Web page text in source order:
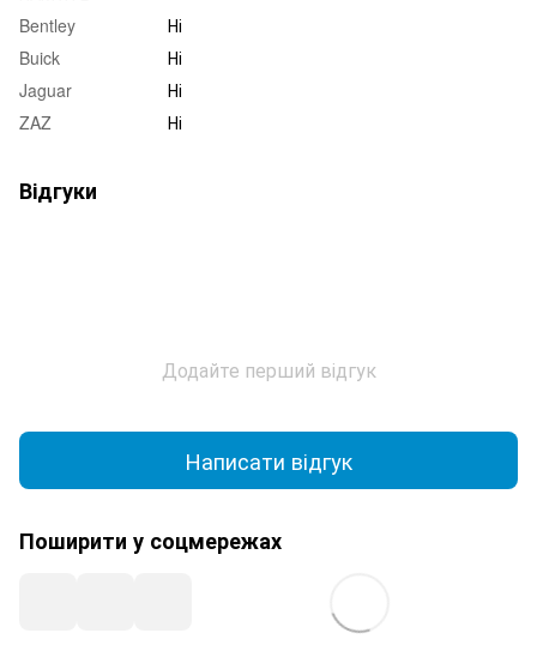
Bentley
Ні
Buick
Ні
Jaguar
Ні
ZAZ
Ні
Відгуки
Додайте перший відгук
Написати відгук
Поширити у соцмережах